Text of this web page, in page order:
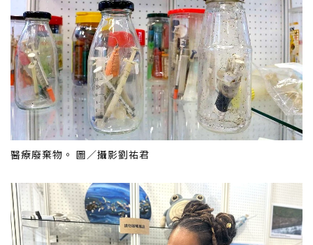
醫療廢棄物。 圖／攝影劉祐君